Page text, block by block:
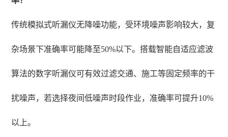
传统模拟式听漏仪无降噪功能，受环境噪声影响较大，复
杂场景下准确率可能降至50%以下。搭载智能自适应滤波
算法的数字听漏仪可有效过滤交通、施工等固定频率的干
扰噪声，若选择夜间低噪声时段作业，准确率可提升10%
以上。